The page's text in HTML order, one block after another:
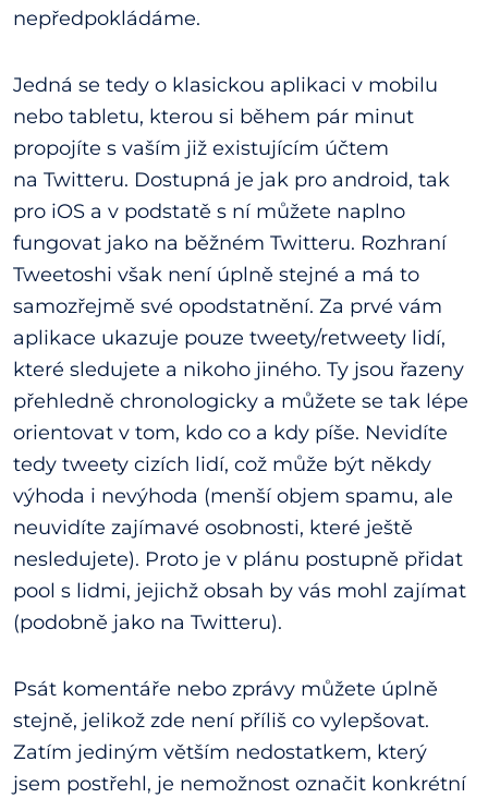
nepředpokládáme.
Jedná se tedy o klasickou aplikaci v mobilu
nebo tabletu, kterou si během pár minut
propojíte s vaším již existujícím účtem
na Twitteru. Dostupná je jak pro android, tak
pro iOS a v podstatě s ní můžete naplno
fungovat jako na běžném Twitteru. Rozhraní
Tweetoshi však není úplně stejné a má to
samozřejmě své opodstatnění. Za prvé vám
aplikace ukazuje pouze tweety/retweety lidí,
které sledujete a nikoho jiného. Ty jsou řazeny
přehledně chronologicky a můžete se tak lépe
orientovat v tom, kdo co a kdy píše. Nevidíte
tedy tweety cizích lidí, což může být někdy
výhoda i nevýhoda (menší objem spamu, ale
neuvidíte zajímavé osobnosti, které ještě
nesledujete). Proto je v plánu postupně přidat
pool s lidmi, jejichž obsah by vás mohl zajímat
(podobně jako na Twitteru).
Psát komentáře nebo zprávy můžete úplně
stejně, jelikož zde není příliš co vylepšovat.
Zatím jediným větším nedostatkem, který
jsem postřehl, je nemožnost označit konkrétní